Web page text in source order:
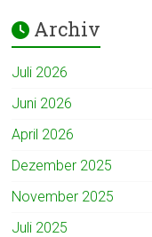
Archiv
Juli 2026
Juni 2026
April 2026
Dezember 2025
November 2025
Juli 2025